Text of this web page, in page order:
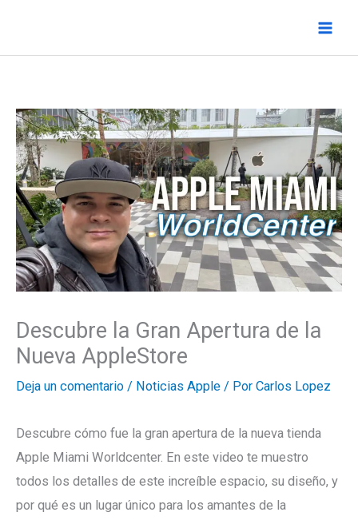
contenido
Descubre la Gran Apertura de la
Nueva AppleStore
Deja un comentario / Noticias Apple / Por Carlos Lopez
Descubre cómo fue la gran apertura de la nueva tienda
Apple Miami Worldcenter. En este video te muestro
todos los detalles de este increíble espacio, su diseño, y
por qué es un lugar único para los amantes de la